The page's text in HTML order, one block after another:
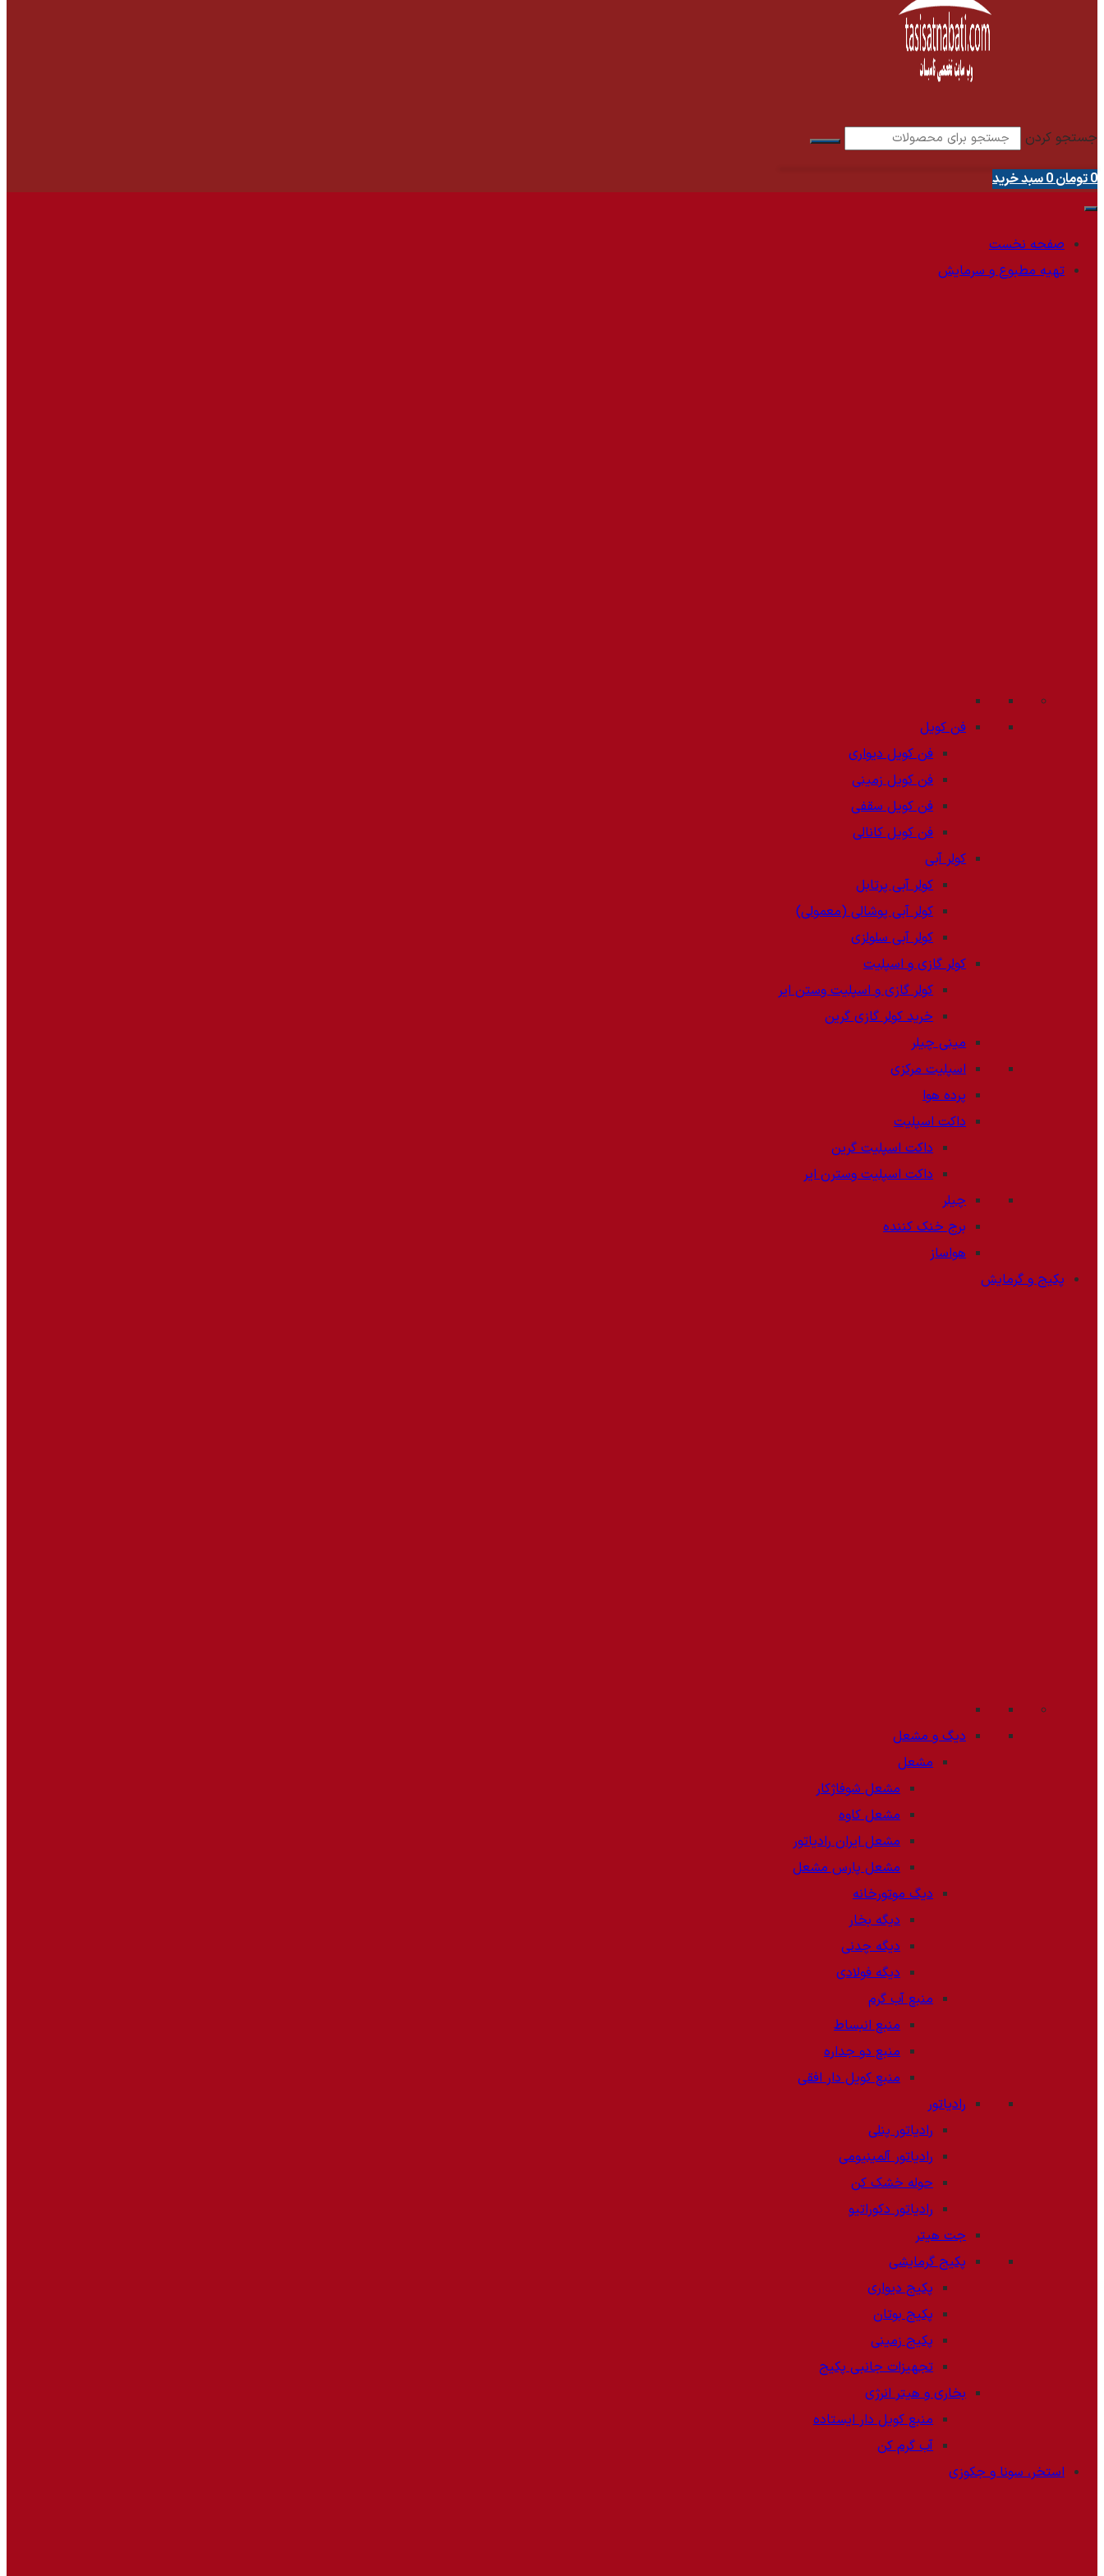
جستجو کردن
0تومان0سبد خرید
صفحه نخست
تهیه مطبوع و سرمایش
فن کویل
فن کویل دیواری
فن کویل زمینی
فن کویل سقفی
فن کویل کانالی
کولر آبی
کولر آبی پرتابل
کولر آبی پوشالی (معمولی)
کولر آبی سلولزی
کولر گازی و اسپلیت
کولر گازی و اسپلیت وستن ایر
خرید کولر گازی گرین
مینی چیلر
اسپلیت مرکزی
پرده هوا
داکت اسپلیت
داکت اسپلیت گرین
داکت اسپلیت وسترن ایر
چیلر
برج خنک کننده
هواساز
پکیج و گرمایش
دیگ و مشعل
مشعل
مشعل شوفاژکار
مشعل کاوه
مشعل ایران رادیاتور
مشعل پارس مشعل
دیگ موتورخانه
دیگه بخار
دیگه چدنی
دیگه فولادی
منبع آب گرم
منبع انبساط
منبع دو جداره
منبع کویل دار افقی
رادیاتور
رادیاتور پنلی
رادیاتور آلمینیومی
حوله خشک کن
رادیاتور دکوراتیو
جت هیتر
پکیج گرمایشی
پکیج دیواری
پکیج بوتان
پکیج زمینی
تجهیزات جانبی پکیج
بخاری و هیتر انرژی
منبع کویل دار ایستاده
آب گرم کن
استخر، سونا و جکوزی